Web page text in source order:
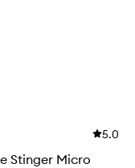
5.0
Stinger Micro